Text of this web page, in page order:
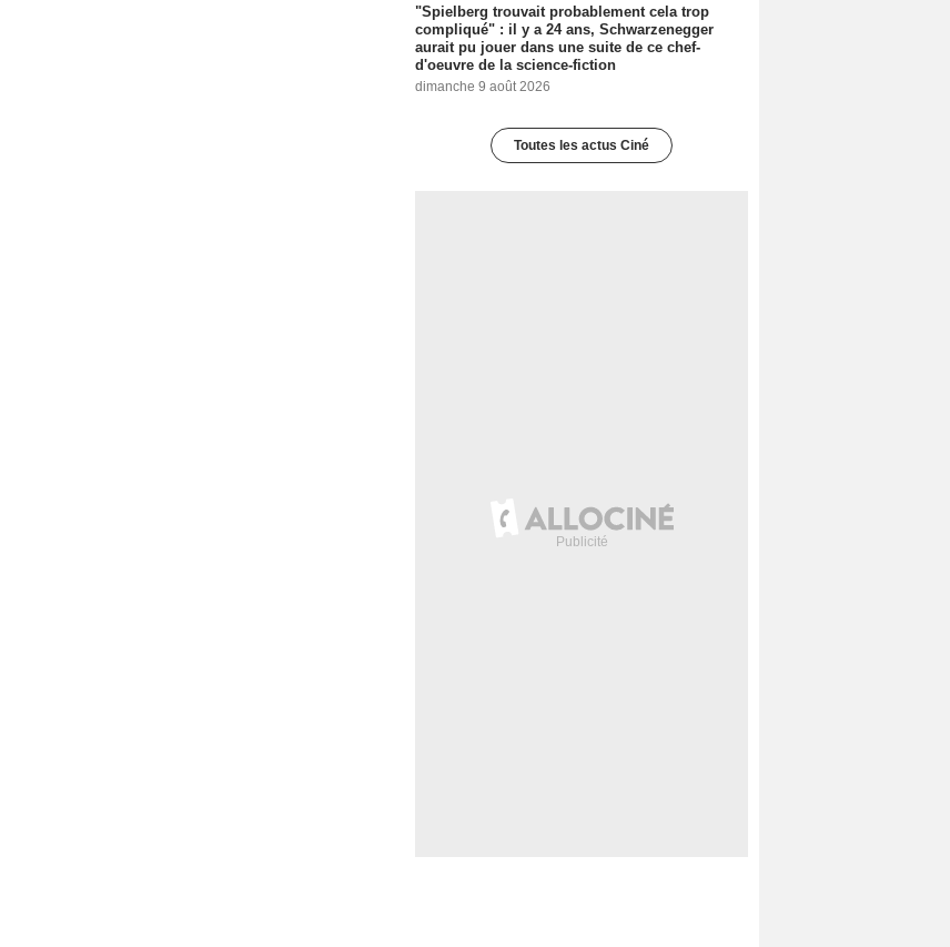
"Spielberg trouvait probablement cela trop
compliqué" : il y a 24 ans, Schwarzenegger
aurait pu jouer dans une suite de ce chef-
d'oeuvre de la science-fiction
dimanche 9 août 2026
Toutes les actus Ciné